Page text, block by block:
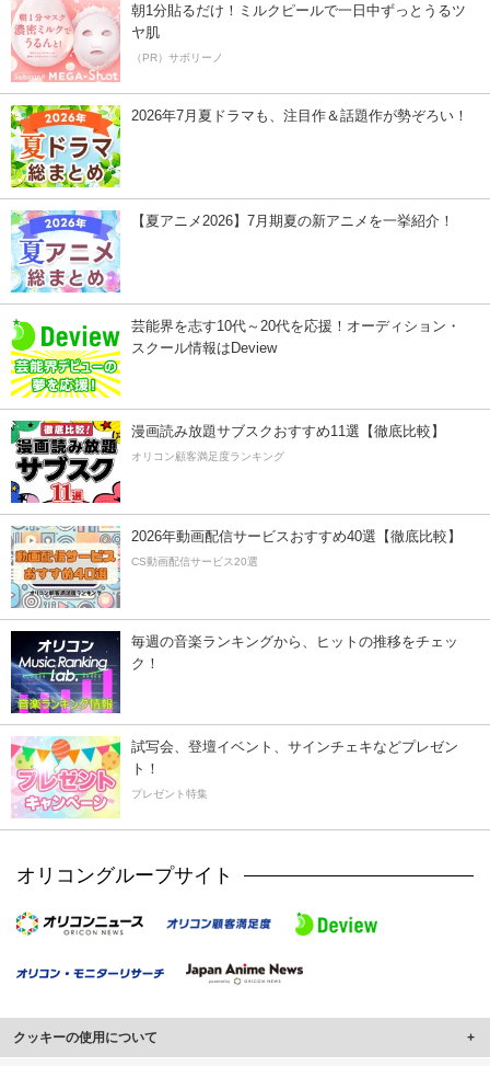
朝1分貼るだけ！ミルクピールで一日中ずっとうるツ
ヤ肌
（PR）サボリーノ
2026年7月夏ドラマも、注目作＆話題作が勢ぞろい！
【夏アニメ2026】7月期夏の新アニメを一挙紹介！
芸能界を志す10代～20代を応援！オーディション・
スクール情報はDeview
漫画読み放題サブスクおすすめ11選【徹底比較】
オリコン顧客満足度ランキング
2026年動画配信サービスおすすめ40選【徹底比較】
CS動画配信サービス20選
毎週の音楽ランキングから、ヒットの推移をチェッ
ク！
試写会、登壇イベント、サインチェキなどプレゼン
ト！
プレゼント特集
オリコングループサイト
クッキーの使用について